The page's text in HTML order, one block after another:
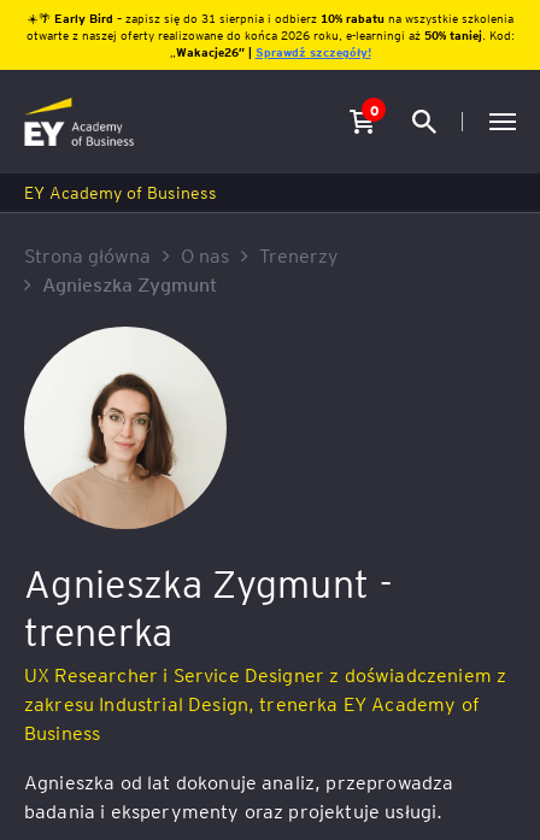
☀️🌴 Early Bird – zapisz się do 31 sierpnia i odbierz10% rabatu na wszystkie szkolenia
otwarte z naszej oferty realizowane do końca 2026 roku, e-learningi aż 50% taniej. Kod:
Wakacje26″ | Sprawdź szczegóły!
0
EY Academy of Business
Strona główna O nas
Trenerzy
Agnieszka Zygmunt
Agnieszka Zygmunt -
trenerka
UX Researcher i Service Designer z doświadczeniem z
zakresu Industrial Design, trenerka EY Academy of
Business
Agnieszka od lat dokonuje analiz, przeprowadza
badania i eksperymenty oraz projektuje usługi.